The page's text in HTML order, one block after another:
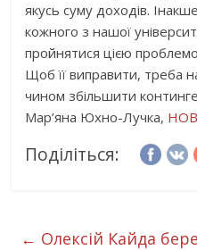
якусь суму доходів.
кожного з нашої
пройнятися цією
Щоб її виправити, треба
чином збільшити
Мар’яна Юхно-Лучка,
Поділіться:
← Олексій Кайда